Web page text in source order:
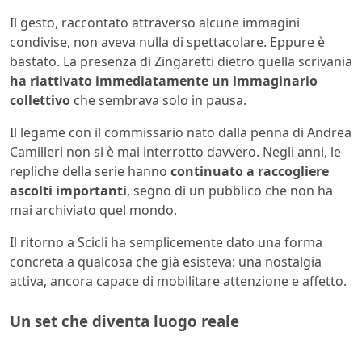
Il gesto, raccontato attraverso alcune immagini
condivise, non aveva nulla di spettacolare. Eppure è
bastato. La presenza di Zingaretti dietro quella scrivania
ha riattivato immediatamente un immaginario
collettivo che sembrava solo in pausa.
Il legame con il commissario nato dalla penna di Andrea
Camilleri non si è mai interrotto davvero. Negli anni, le
repliche della serie hanno continuato a raccogliere
ascolti importanti, segno di un pubblico che non ha
mai archiviato quel mondo.
Il ritorno a Scicli ha semplicemente dato una forma
concreta a qualcosa che già esisteva: una nostalgia
attiva, ancora capace di mobilitare attenzione e affetto.
Un set che diventa luogo reale